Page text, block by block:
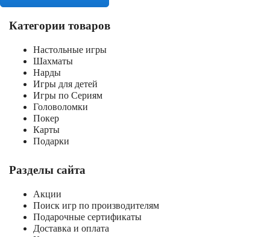
Категории товаров
Настольные игры
Шахматы
Нарды
Игры для детей
Игры по Сериям
Головоломки
Покер
Карты
Подарки
Разделы сайта
Акции
Поиск игр по производителям
Подарочные сертификаты
Доставка и оплата